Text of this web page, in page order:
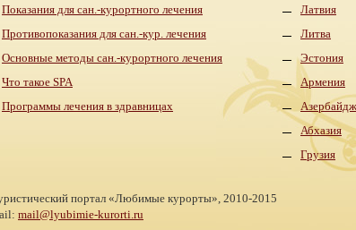
Показания для сан.-курортного лечения
Противопоказания для сан.-кур. лечения
Основные методы сан.-курортного лечения
Что такое SPA
Программы лечения в здравницах
Латвия
Литва
Эстония
Армения
Абхазия
Грузия
портал «Любимые курорты», 2010-2015
mail@lyubimie-kurorti.ru